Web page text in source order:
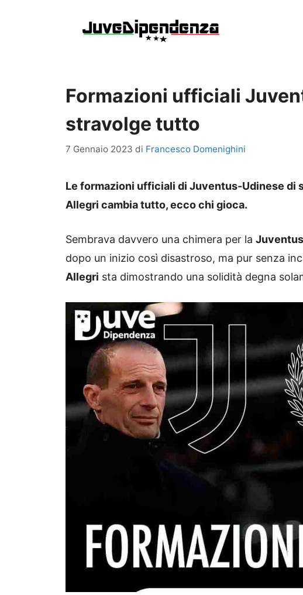
Formazioni ufficiali
stravolge tutto
7 Gennaio 2023 di Francesco Domenighini
Le formazioni ufficiali di Juventus-Udinese di
Allegri cambia tutto, ecco chi gioca.
Sembrava davvero una chimera per la Juventus
dopo un inizio così disastroso, ma pur senza
Allegri sta dimostrando una solidità degna